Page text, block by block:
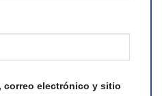
correo electrónico y sitio